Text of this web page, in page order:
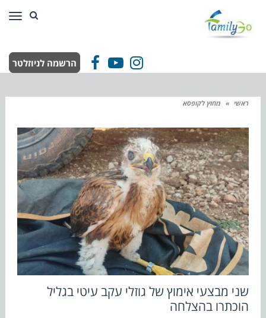
Facebook
YouTube
Instagram הרשמה לניוזלטר
ראשי » מחוץ לקופסא
שני מבצעי אימוץ של גוזלי עקב עיטי בגליל
הוכתרו בהצלחה